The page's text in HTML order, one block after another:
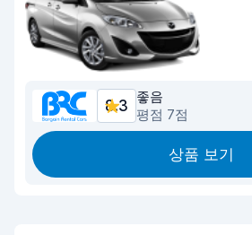
8.3
좋음
평점 7점
상품 보기